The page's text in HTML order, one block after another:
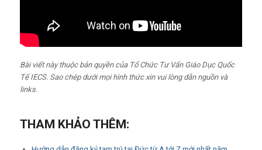
Bài viết này thuộc bản quyền của Tổ Chức Tư Vấn Giáo Dục Quốc
Tế IECS. Sao chép dưới mọi hình thức xin vui lòng dẫn nguồn và
links.
THAM KHẢO THÊM: